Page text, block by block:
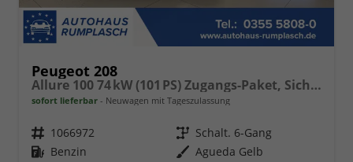
Peugeot 208
Allure 100 74 kW (101 PS) Zugangs-Paket, Sicht-& Navigations-Paket, DAB, Android Auto, Apple CarPlay, Navigationssystem, Klimaautomatik, Einparkhilfe vorne und hinten, Spurhalteassistent, 16 Zoll Leichtmetallfelgen, uvm.
sofort lieferbar Neuwagen mit Tageszulassung
Fahrzeugnr. 1066972 Getriebe Schalt. 6-Gang
Kraftstoff Benzin Außenfarbe Agueda Gelb